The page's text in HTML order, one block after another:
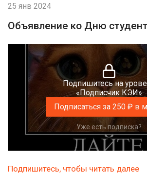
25 янв 2024
Объявление ко Дню
Подпишитесь на
«Подписчик КЭИ»
Подписаться за 250 ₽ в
Уже есть подписка?
Подпишитесь, чтобы читать далее